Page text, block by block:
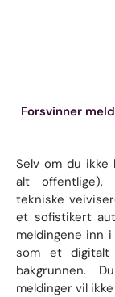
Forsvinner
Selv om du
alt offentlige),
tekniske
et sofistikert
meldingene inn
som et digitalt
bakgrunnen.
meldinger vil